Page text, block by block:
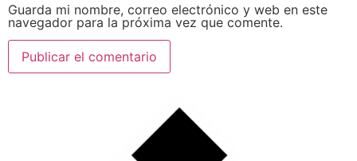
Guarda mi nombre, correo electrónico y web en este
navegador para la próxima vez que comente.